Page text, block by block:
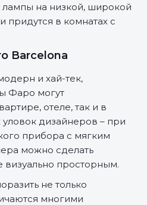
лампы на низкой, широкой
придутся в комнатах с
Barcelona
и хай-тек,
Фаро могут
отеле, так и в
дизайнеров – при
прибора с мягким
можно сделать
просторным.
не только
многими